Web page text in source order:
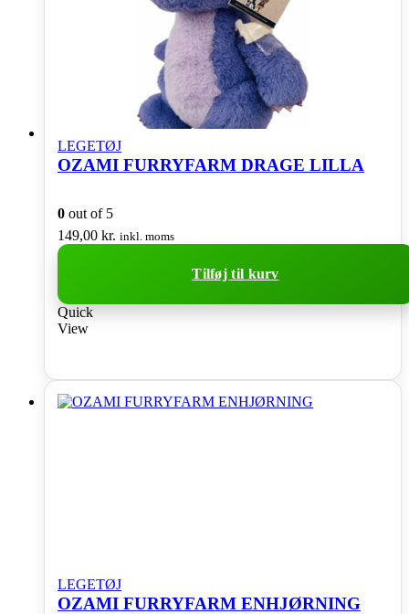
LEGETØJ
OZAMI FURRYFARM DRAGE LILLA
0 out of 5
149,00 kr. inkl. moms
Tilføj til kurv
Quick
View
LEGETØJ
OZAMI FURRYFARM ENHJØRNING